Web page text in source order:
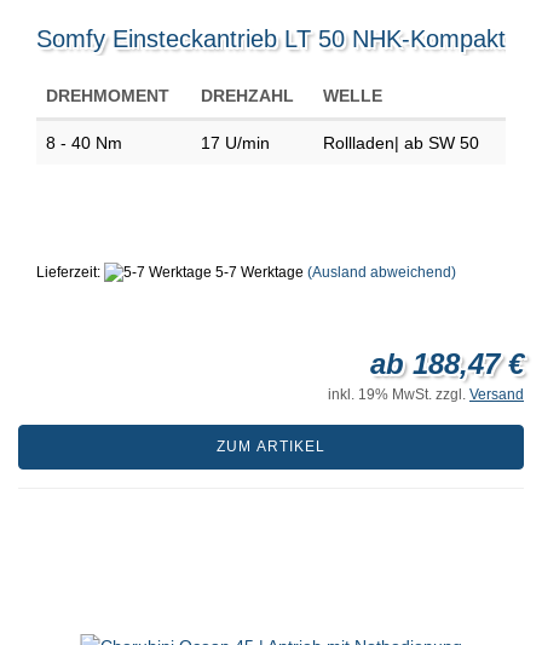
Somfy Einsteckantrieb LT 50 NHK-Kompakt
DREHMOMENT DREHZAHL WELLE
8 - 40 Nm 17 U/min Rollladen| ab SW 50
Lieferzeit: 5-7 Werktage (Ausland abweichend)
ab 188,47 €
inkl. 19% MwSt. zzgl. Versand
ZUM ARTIKEL